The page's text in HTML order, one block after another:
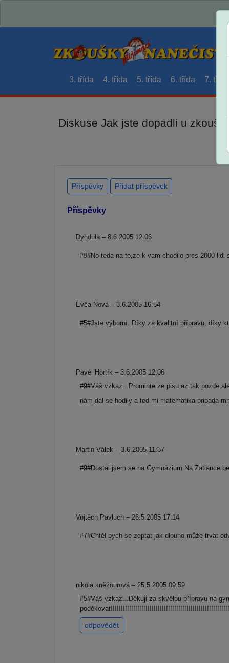
3. třída 4. třída 5. třída 6. třída 7. třída
Diskuse Jak jste dopadli u
Příspěvky Přidat příspěvek
Příspěvky
Dyndula – 8.6.2005 12:06
#9#No teda na to,ze k vam chodilo pres 2000
Evča Nová – 3.6.2005 16:54
#5#Jste výborní. Díky za kvalitní přípravu, díky
Pavel Hortík – 3.6.2005 12:06
#9#Váš vzkaz...Prominte ze pisu az tak
nám dal se hodily a ted mi matematika pripadá
Martin Válek – 3.6.2005 11:37
#9#Dostal jsem se na Gymnázium Na Zatlance
Vojtěch Pavluch – 26.5.2005 17:14
#7#Chtěl bych se zeptat jak dlouho může trvat
nikola kněžourová – 25.5.2005 09:59
#5#Váš vzkaz...Děkuji za skvělou přípravu na
odpovědět